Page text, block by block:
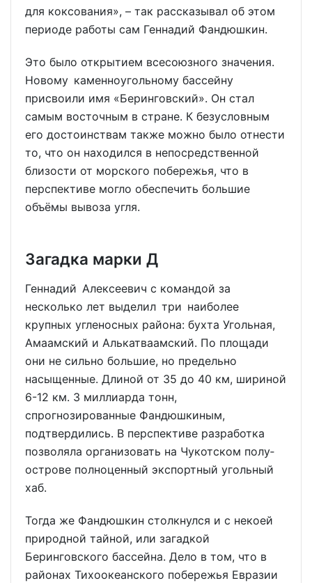
для коксования», – так рассказывал об этом
периоде работы сам Геннадий Фандюшкин.
Это было открытием всесоюзного значения.
Новому каменноугольному бассейну
присвоили имя «Беринговский». Он стал
самым восточным в стране. К безусловным
его достоинствам также можно было отнести
то, что он находился в непосредственной
близости от морского побережья, что в
перспективе могло обеспечить большие
объёмы вывоза угля.
Загадка марки Д
Геннадий Алексеевич с командой за
несколько лет выделил три наиболее
крупных угленосных района: бухта Угольная,
Амаамский и Алькатваамский. По площади
они не сильно большие, но предельно
насыщенные. Длиной от 35 до 40 км, шириной
6-12 км. 3 миллиарда тонн,
спрогнозированные Фандюшкиным,
подтвердились. В перспективе разработка
позволяла организовать на Чукотском полу­
острове полноценный экспортный угольный
хаб.
Тогда же Фандюшкин столкнулся и с некоей
природной тайной, или загадкой
Беринговского бассейна. Дело в том, что в
районах Тихоокеанского побережья Евразии